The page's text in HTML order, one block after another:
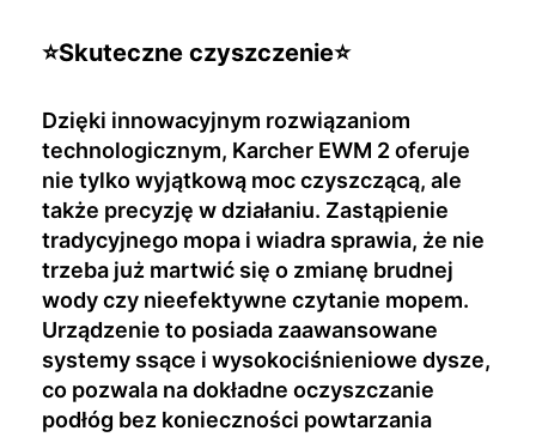
⭐Skuteczne czyszczenie⭐
Dzięki innowacyjnym rozwiązaniom
technologicznym, Karcher EWM 2 oferuje
nie tylko wyjątkową moc czyszczącą, ale
także precyzję w działaniu. Zastąpienie
tradycyjnego mopa i wiadra sprawia, że nie
trzeba już martwić się o zmianę brudnej
wody czy nieefektywne czytanie mopem.
Urządzenie to posiada zaawansowane
systemy ssące i wysokociśnieniowe dysze,
co pozwala na dokładne oczyszczanie
podłóg bez konieczności powtarzania